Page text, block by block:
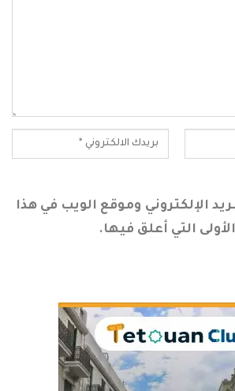
الإلكتروني وموقع الويب في هذا
التي أعلق فيها.